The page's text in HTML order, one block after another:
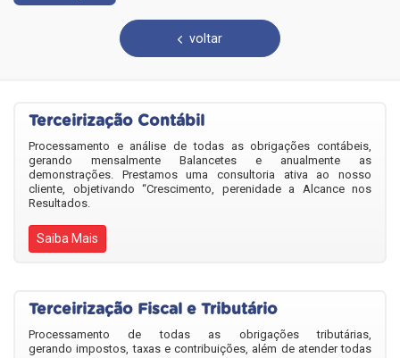
voltar
Terceirização Contábil
Processamento e análise de todas as obrigações contábeis,
gerando mensalmente Balancetes e anualmente as
demonstrações. Prestamos uma consultoria ativa ao nosso
cliente, objetivando “Crescimento, perenidade a Alcance nos
Resultados.
Saiba Mais
Terceirização Fiscal e Tributário
Processamento de todas as obrigações tributárias,
gerando impostos, taxas e contribuições, além de atender todas